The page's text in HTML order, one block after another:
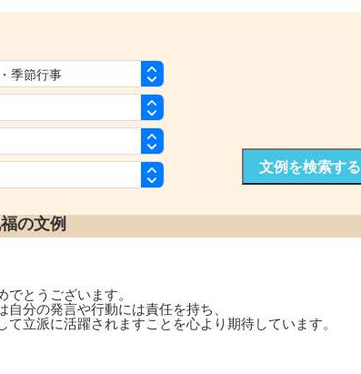
文例を検索する
の文例
でとうございます。
自分の発言や行動には責任を持ち、
て立派に活躍されますことを心より期待しています。